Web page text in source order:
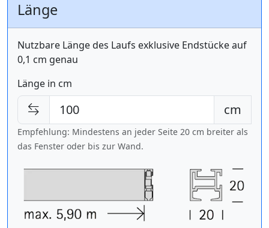
Länge
Nutzbare Länge des Laufs exklusive Endstücke auf
0,1 cm genau
Länge in cm
cm
Empfehlung: Mindestens an jeder Seite 20 cm breiter als
das Fenster oder bis zur Wand.